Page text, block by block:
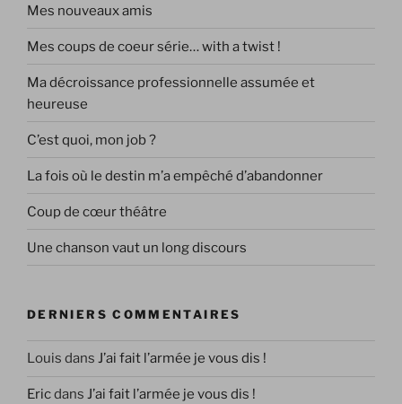
Mes nouveaux amis
Mes coups de coeur série… with a twist !
Ma décroissance professionnelle assumée et
heureuse
C’est quoi, mon job ?
La fois où le destin m’a empêché d’abandonner
Coup de cœur théâtre
Une chanson vaut un long discours
DERNIERS COMMENTAIRES
Louis dans J’ai fait l’armée je vous dis !
Ericdans J’ai fait l’armée je vous dis !